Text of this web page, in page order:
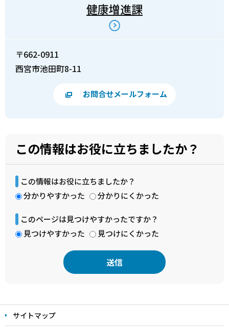
健康増進課
〒662-0911
西宮市池田町8-11
お問合せメールフォーム
この情報はお役に立ちましたか？
この情報はお役に立ちましたか？
分かりやすかった
分かりにくかった
このページは見つけやすかったですか？
見つけやすかった
見つけにくかった
文
こ サイトマップ